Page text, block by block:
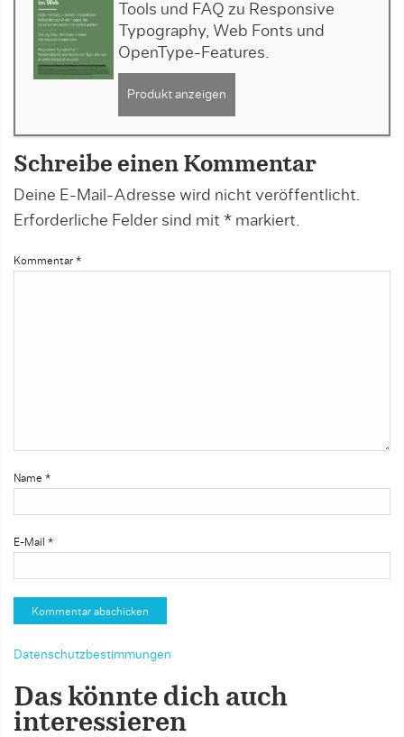
Tools und FAQ zu Responsive
Typography, Web Fonts und
OpenType-Features.
Produkt anzeigen
Schreibe einen Kommentar
Deine E-Mail-Adresse wird nicht veröffentlicht.
Erforderliche Felder sind mit * markiert.
Kommentar *
Name *
E-Mail *
Datenschutzbestimmungen
Das könnte dich auch
interessieren